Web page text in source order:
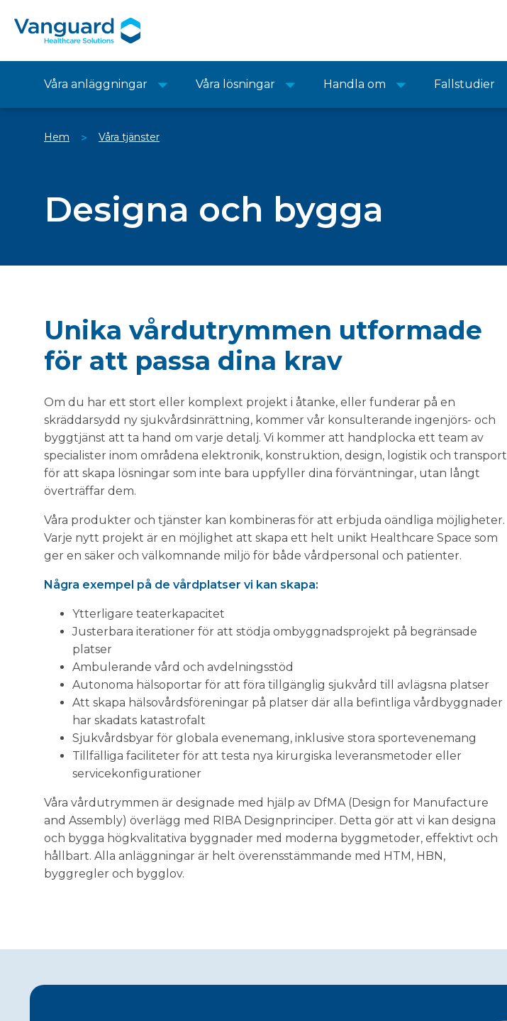
Våra anläggningar Våra lösningar Handla om Fallstudier
Hem > Våra tjänster
Designa och bygga
Unika vårdutrymmen utformade
för att passa dina krav
Om du har ett stort eller komplext projekt i åtanke, eller funderar på en
skräddarsydd ny sjukvårdsinrättning, kommer vår konsulterande ingenjörs- och
byggtjänst att ta hand om varje detalj. Vi kommer att handplocka ett team av
specialister inom områdena elektronik, konstruktion, design, logistik och transport
för att skapa lösningar som inte bara uppfyller dina förväntningar, utan långt
överträffar dem.
Våra produkter och tjänster kan kombineras för att erbjuda oändliga möjligheter.
Varje nytt projekt är en möjlighet att skapa ett helt unikt Healthcare Space som
ger en säker och välkomnande miljö för både vårdpersonal och patienter.
Några exempel på de vårdplatser vi kan skapa:
Ytterligare teaterkapacitet
Justerbara iterationer för att stödja ombyggnadsprojekt på begränsade
platser
Ambulerande vård och avdelningsstöd
Autonoma hälsoportar för att föra tillgänglig sjukvård till avlägsna platser
Att skapa hälsovårdsföreningar på platser där alla befintliga vårdbyggnader
har skadats katastrofalt
Sjukvårdsbyar för globala evenemang, inklusive stora sportevenemang
Tillfälliga faciliteter för att testa nya kirurgiska leveransmetoder eller
servicekonfigurationer
Våra vårdutrymmen är designade med hjälp av DfMA (Design for Manufacture
and Assembly) överlägg med RIBA Designprinciper. Detta gör att vi kan designa
och bygga högkvalitativa byggnader med moderna byggmetoder, effektivt och
hållbart. Alla anläggningar är helt överensstämmande med HTM, HBN,
byggregler och bygglov.